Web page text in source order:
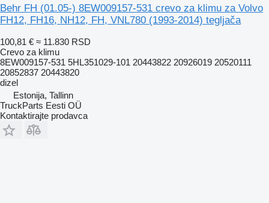
Behr FH (01.05-) 8EW009157-531 crevo za klimu za Volvo
FH12, FH16, NH12, FH, VNL780 (1993-2014) tegljača
100,81 € ≈ 11.830 RSD
Crevo za klimu
8EW009157-531 5HL351029-101 20443822 20926019 20520111
20852837 20443820
dizel
Estonija, Tallinn
TruckParts Eesti OÜ
Kontaktirajte prodavca